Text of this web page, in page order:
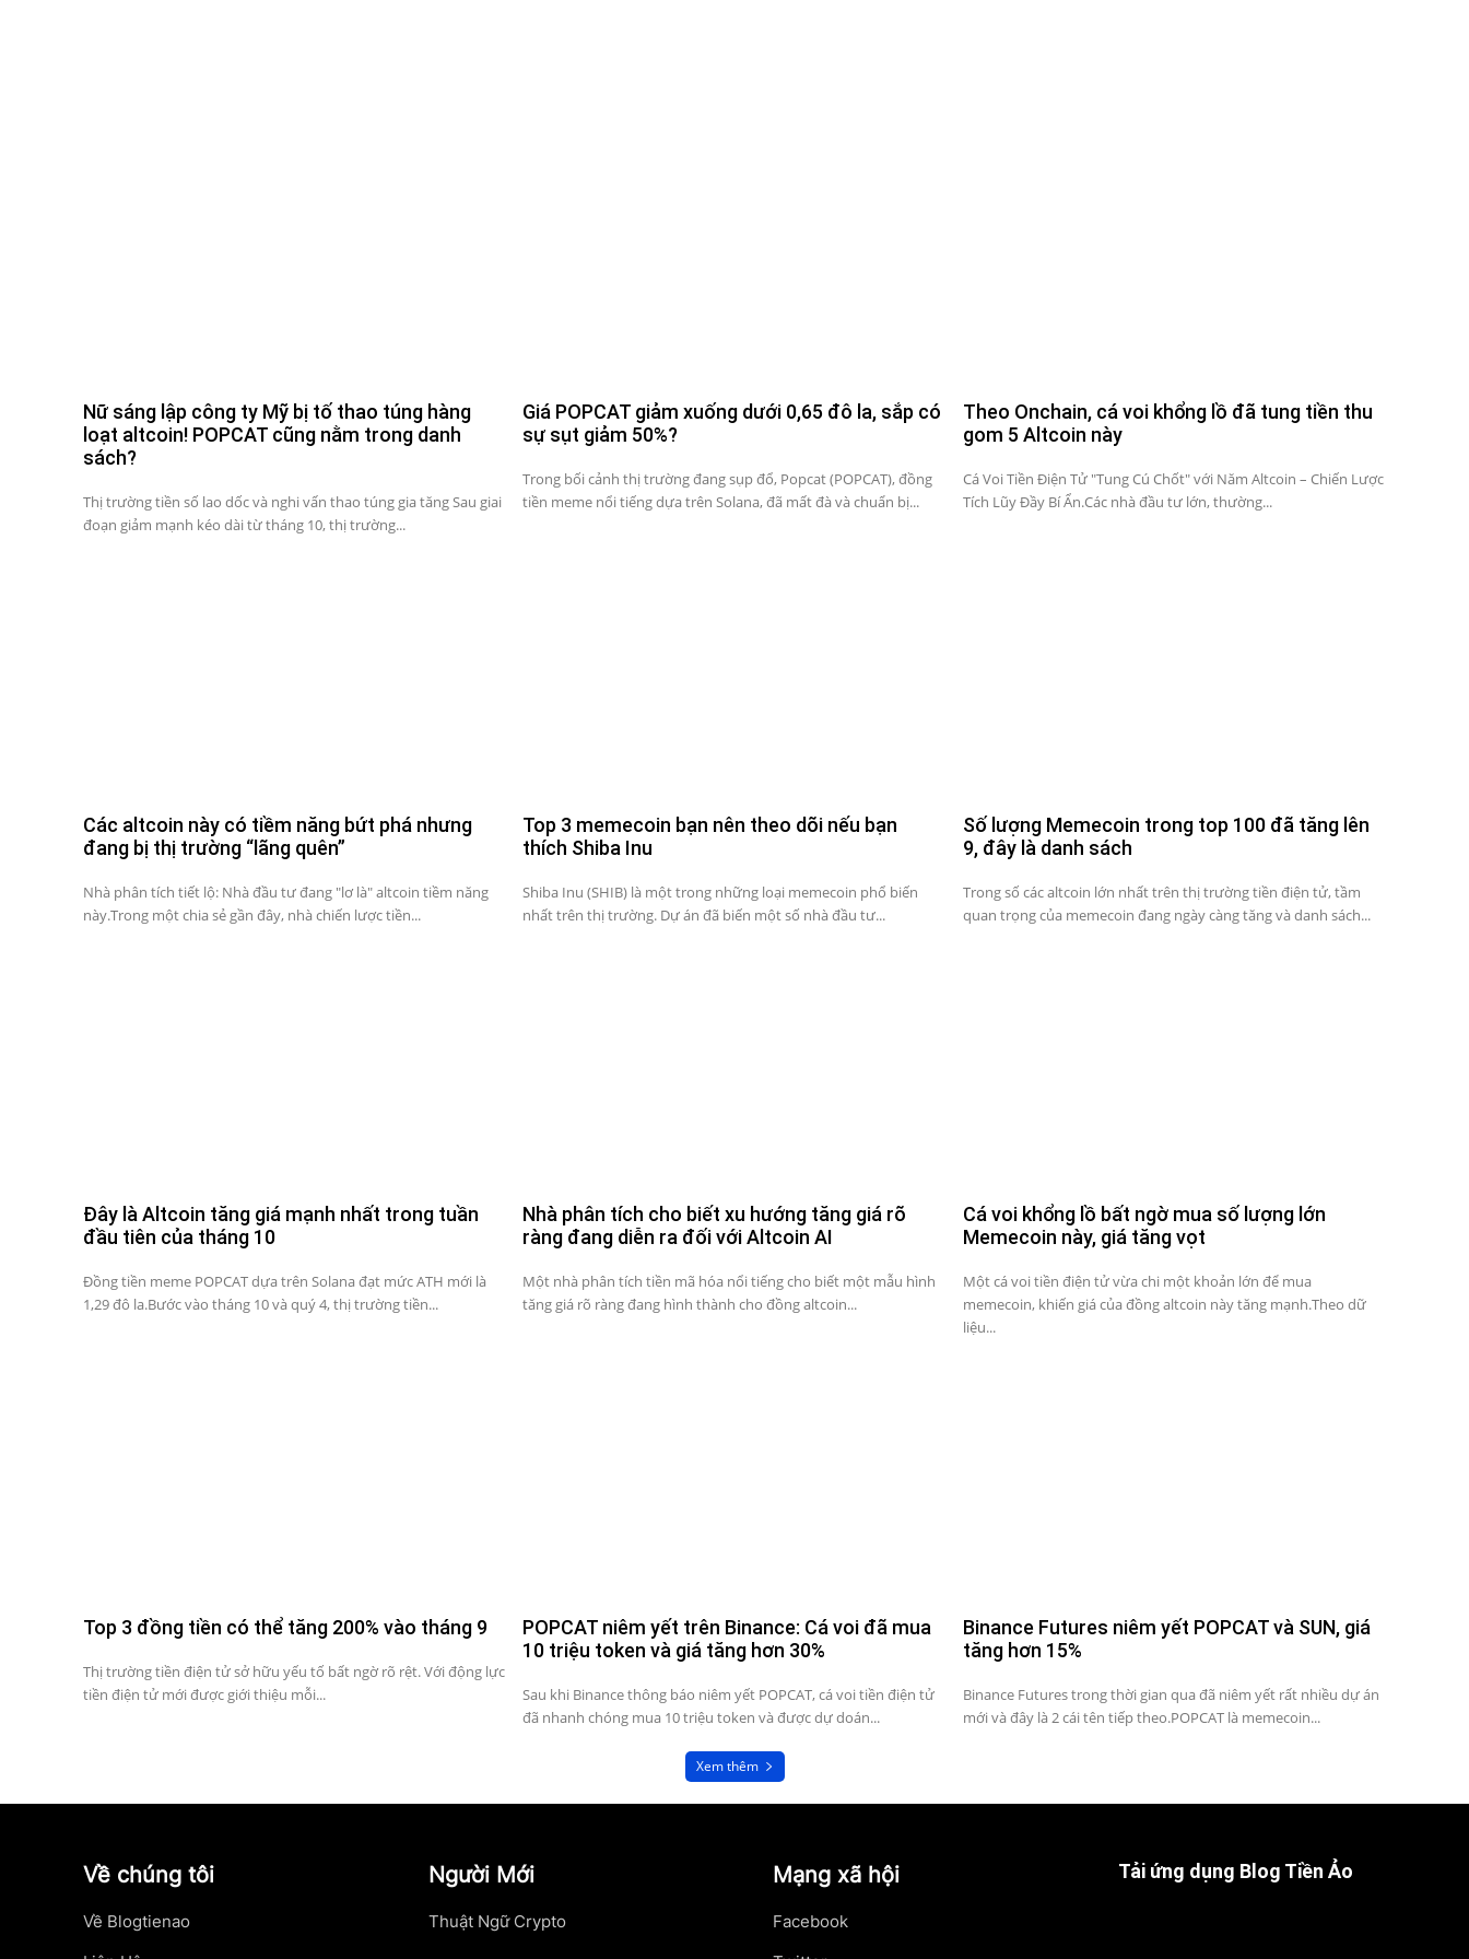
Nữ sáng lập công ty Mỹ bị tố thao túng hàng
loạt altcoin! POPCAT cũng nằm trong danh
sách?
Thị trường tiền số lao dốc và nghi vấn thao túng gia tăng Sau giai
đoạn giảm mạnh kéo dài từ tháng 10, thị trường...
Giá POPCAT giảm xuống dưới 0,65 đô la, sắp có
sự sụt giảm 50%?
Trong bối cảnh thị trường đang sụp đổ, Popcat (POPCAT), đồng
tiền meme nổi tiếng dựa trên Solana, đã mất đà và chuẩn bị...
Theo Onchain, cá voi khổng lồ đã tung tiền thu
gom 5 Altcoin này
Cá Voi Tiền Điện Tử "Tung Cú Chốt" với Năm Altcoin – Chiến Lược
Tích Lũy Đầy Bí Ẩn.Các nhà đầu tư lớn, thường...
Các altcoin này có tiềm năng bứt phá nhưng
đang bị thị trường “lãng quên”
Nhà phân tích tiết lộ: Nhà đầu tư đang "lơ là" altcoin tiềm năng
này.Trong một chia sẻ gần đây, nhà chiến lược tiền...
Top 3 memecoin bạn nên theo dõi nếu bạn
thích Shiba Inu
Shiba Inu (SHIB) là một trong những loại memecoin phổ biến
nhất trên thị trường. Dự án đã biến một số nhà đầu tư...
Số lượng Memecoin trong top 100 đã tăng lên
9, đây là danh sách
Trong số các altcoin lớn nhất trên thị trường tiền điện tử, tầm
quan trọng của memecoin đang ngày càng tăng và danh sách...
Đây là Altcoin tăng giá mạnh nhất trong tuần
đầu tiên của tháng 10
Đồng tiền meme POPCAT dựa trên Solana đạt mức ATH mới là
1,29 đô la.Bước vào tháng 10 và quý 4, thị trường tiền...
Nhà phân tích cho biết xu hướng tăng giá rõ
ràng đang diễn ra đối với Altcoin AI
Một nhà phân tích tiền mã hóa nổi tiếng cho biết một mẫu hình
tăng giá rõ ràng đang hình thành cho đồng altcoin...
Cá voi khổng lồ bất ngờ mua số lượng lớn
Memecoin này, giá tăng vọt
Một cá voi tiền điện tử vừa chi một khoản lớn để mua
memecoin, khiến giá của đồng altcoin này tăng mạnh.Theo dữ
liệu...
Top 3 đồng tiền có thể tăng 200% vào tháng 9
Thị trường tiền điện tử sở hữu yếu tố bất ngờ rõ rệt. Với động lực
tiền điện tử mới được giới thiệu mỗi...
POPCAT niêm yết trên Binance: Cá voi đã mua
10 triệu token và giá tăng hơn 30%
Sau khi Binance thông báo niêm yết POPCAT, cá voi tiền điện tử
đã nhanh chóng mua 10 triệu token và được dự doán...
Binance Futures niêm yết POPCAT và SUN, giá
tăng hơn 15%
Binance Futures trong thời gian qua đã niêm yết rất nhiều dự án
mới và đây là 2 cái tên tiếp theo.POPCAT là memecoin...
Xem thêm
Về chúng tôi
Về Blogtienao
Người Mới
Thuật Ngữ Crypto
Mạng xã hội
Facebook
Tải ứng dụng Blog Tiền Ảo